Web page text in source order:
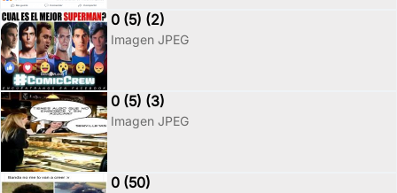
0 (5) (2)
Imagen JPEG
0 (5) (3)
Imagen JPEG
0 (50)